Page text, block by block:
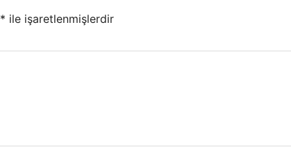
* ile işaretlenmişlerdir